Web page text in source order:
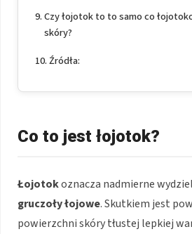
Czy łojotok to to samo co
skóry?
Źródła:
Co to jest łojotok?
Łojotokoznacza nadmierne
gruczoły łojowe. Skutkiem jest
powierzchni skóry tłustej lepkiej